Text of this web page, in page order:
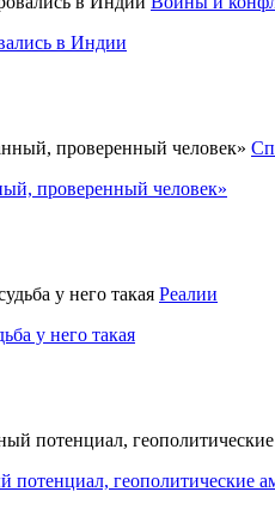
в Индии
проверенный человек»
Реалии
у него такая
потенциал, геополитические